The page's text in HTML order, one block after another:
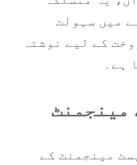
میں سہولت
کے لیے نوشتہ
ہے۔
مینجمنٹ
مینجمنٹ کے